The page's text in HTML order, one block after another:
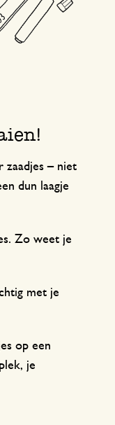
zaadjes – niet
dun laagje
Zo weet je
met je
op een
je